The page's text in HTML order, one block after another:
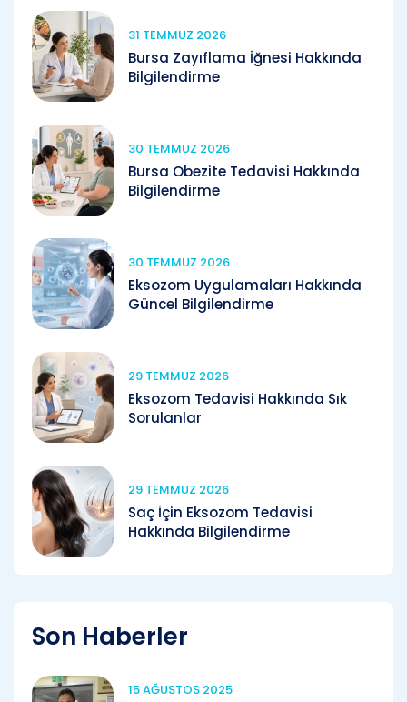
31 TEMMUZ 2026
Bursa Zayıflama İğnesi Hakkında
Bilgilendirme
30 TEMMUZ 2026
Bursa Obezite Tedavisi Hakkında
Bilgilendirme
30 TEMMUZ 2026
Eksozom Uygulamaları Hakkında
Güncel Bilgilendirme
29 TEMMUZ 2026
Eksozom Tedavisi Hakkında Sık
Sorulanlar
29 TEMMUZ 2026
Saç İçin Eksozom Tedavisi
Hakkında Bilgilendirme
Son Haberler
15 AĞUSTOS 2025